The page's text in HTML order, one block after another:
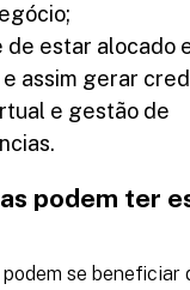
de estar alocado
assim gerar
e gestão de
podem ter
podem se beneficiar